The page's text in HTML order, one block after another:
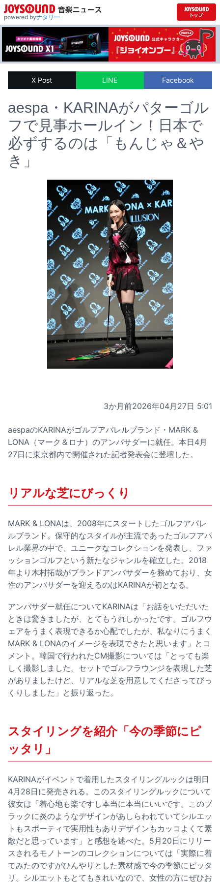
powered byナタリー
X Post LINE Facebook
aespa・KARINAがパターゴル
フで見事ホールイン！日本で
必ずするのは「もんじゃ＆や
き」
3か月前2026年04月27日 5:01
aespaのKARINAがゴルフアパレルブランド・MARK &
LONA（マーク＆ロナ）のアンバサダーに就任。本日4月
27日に東京都内で開催された記者発表会に登壇した。
リアルな芝にびっくり
MARK & LONAは、2008年にスタートしたゴルフアパレ
ルブランド。保守的なスタイルが主流であったゴルフアパ
レル業界の中で、ユニークなコレクションを発表し、ファ
ッションゴルフという新たなジャンルを確立した。2018
年より木村拓哉がブランドアンバサダーを務めており、女
性のアンバサダーを迎えるのはKARINAが初となる。
アンバサダー就任についてKARINAは「お話をいただいた
ときは驚きましたが、とてもうれしかったです。ゴルフウ
ェアをうまく表現できるか心配でしたが、私なりにうまく
MARK & LONAのイメージを表現できたと思います」とコ
メント。韓国で行われたCM撮影については「とっても楽
しく撮影しました。セットでゴルフラウンジを表現した芝
がありましたけど、リアルな芝を用意してくださってびっ
くりしました」と振り返った。
スタイリングを紹介「今の季節にピ
ッタリ」
KARINAがイベントで着用したスタイリングルックは明日
4月28日に発売される。このスタイリングルックについて
彼女は「着心地も楽ですし本当に本当にいいです。このブ
ラックに炎のようなデザインがあしらわれていてシルエッ
トもスポーティで実用性もありデザインもカッコよくて素
敵だと思っています」と感想を述べた。5月20日にリリー
スされるモノトーンのコレクションについては「実際に着
てみたのですがひんやりとした素材感で今の季節にピッタ
リ。シルエットもとてもきれいなので、女性の方にぜひお